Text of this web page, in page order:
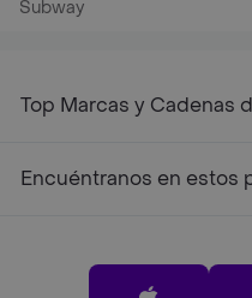
Subway
Top Marcas y Cadenas
Encuéntranos en estos